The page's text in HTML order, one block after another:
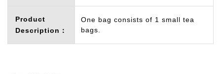
Product
Description：
One bag consists of 1 small tea
bags.